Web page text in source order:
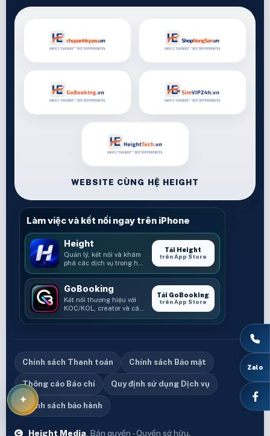
WEBSITE CÙNG HỆ HEIGHT
Làm việc và kết nối ngay trên iPhone
Height
Quản lý, kết nối và khám
phá các dịch vụ trong hệ
Tải Height
trên App Store
GoBooking
Kết nối thương hiệu với
KOC/KOL, creator và các
Tải GoBooking
trên App Store
Chính sách Thanh toán Chính sách Bảo mật
Thông cáo Báo chí Quy định sử dụng Dịch vụ
Chính sách bảo hành
Height Media , Bản quyền - Quyền sở hữu.